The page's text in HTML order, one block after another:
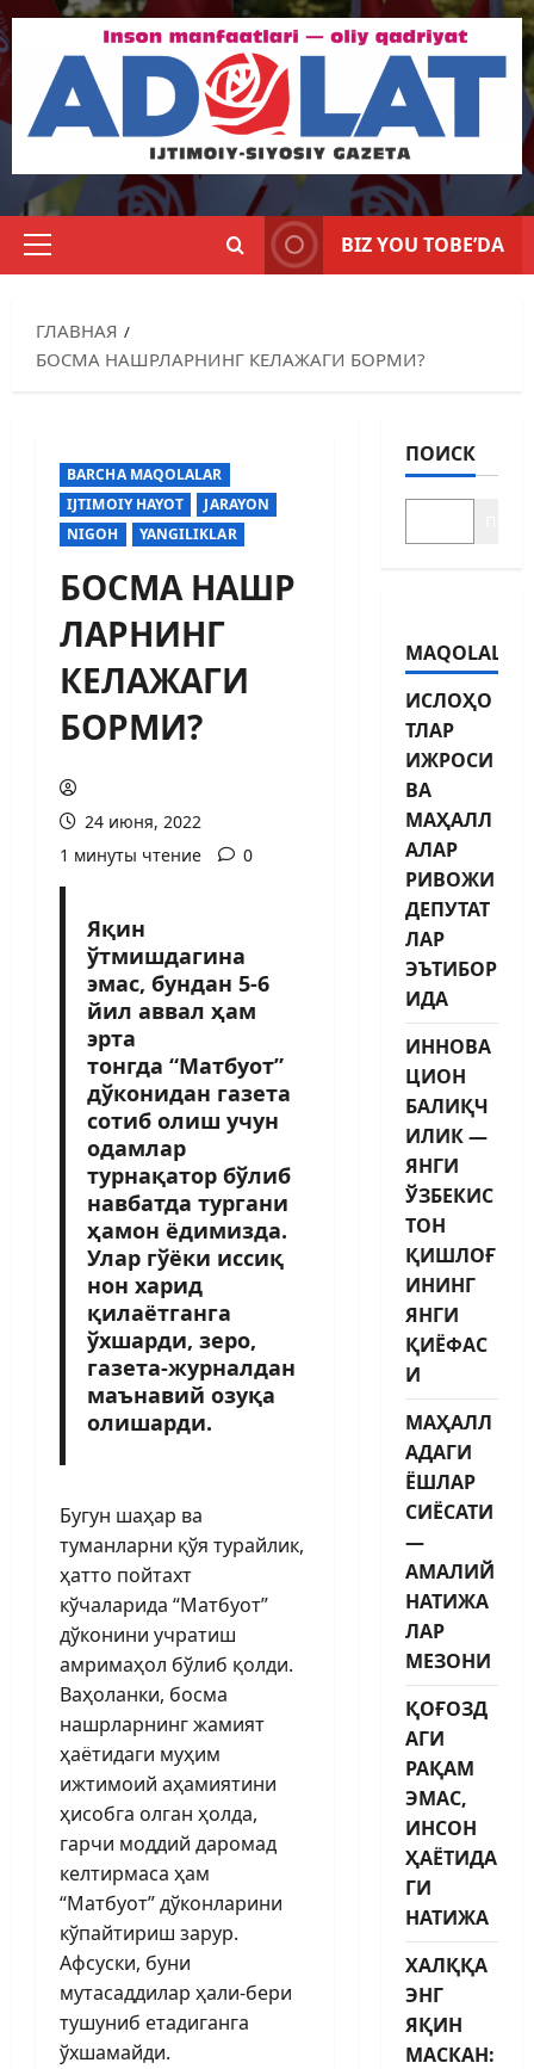
BIZ YOU TOBE’DA
ГЛАВНАЯ
БОСМА НАШРЛАРНИНГ КЕЛАЖАГИ БОРМИ?
BARCHA MAQOLALAR
IJTIMOIY HAYOT
JARAYON
NIGOH
YANGILIKLAR
БОСМА НАШР
ЛАРНИНГ
КЕЛАЖАГИ
БОРМИ?
24 июня, 2022
1 минуты чтение
0
Яқин
ўтмишдагина
эмас, бундан 5-6
йил аввал ҳам
эрта
тонгда “Матбуот”
дўконидан газета
сотиб олиш учун
одамлар
турнақатор бўлиб
навбатда тургани
ҳамон ёдимизда.
Улар гўёки иссиқ
нон харид
қилаётганга
ўхшарди, зеро,
газета-журналдан
маънавий озуқа
олишарди.
Бугун шаҳар ва
туманларни қўя турайлик,
ҳатто пойтахт
кўчаларида “Матбуот”
дўконини учратиш
амримаҳол бўлиб қолди.
Ваҳоланки, босма
нашрларнинг жамият
ҳаётидаги му­ҳим
ижтимоий аҳамиятини
ҳисобга олган ҳолда,
гарчи моддий даромад
келтирмаса ҳам
“Матбуот” дўконларини
кўпайтириш зарур.
Афсуски, буни
мутасаддилар ҳали-бери
тушуниб етадиганга
ўхшамайди.
ПОИСК
MAQOLALAR
ИСЛОҲО
ТЛАР
ИЖРОСИ
ВА
МАҲАЛЛ
АЛАР
РИВОЖИ
ДЕПУТАТ
ЛАР
ЭЪТИБОР
ИДА
ИННОВА
ЦИОН
БАЛИҚЧ
ИЛИК —
ЯНГИ
ЎЗБЕКИС
ТОН
ҚИШЛОҒ
ИНИНГ
ЯНГИ
ҚИЁФАС
И
МАҲАЛЛ
АДАГИ
ЁШЛАР
СИЁСАТИ
—
АМАЛИЙ
НАТИЖА
ЛАР
МЕЗОНИ
ҚОҒОЗД
АГИ
РАҚАМ
ЭМАС,
ИНСОН
ҲАЁТИДА
ГИ
НАТИЖА
ХАЛҚҚА
ЭНГ
ЯҚИН
МАСКАН: